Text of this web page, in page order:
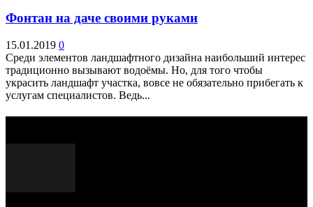
Фонтан на даче своими руками
15.01.2019 0
Среди элементов ландшафтного дизайна наибольший интерес
традиционно вызывают водоёмы. Но, для того чтобы
украсить ландшафт участка, вовсе не обязательно прибегать к
услугам специалистов. Ведь...